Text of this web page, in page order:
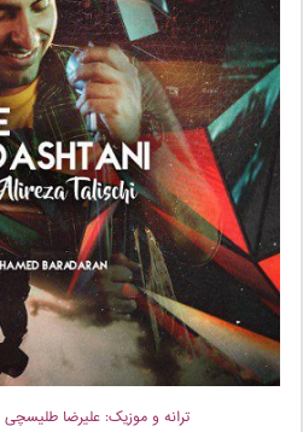
ترانه و موزیک: علیرضا طلیسچی